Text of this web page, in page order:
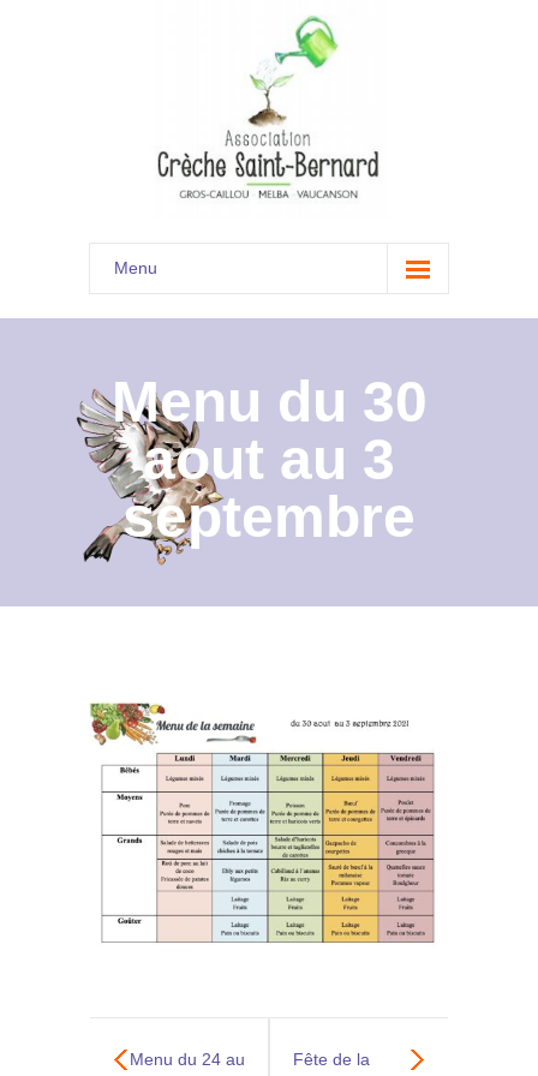
Menu
Accueil
Présentation
Documents
Les menus à venir
Contact
Menu du 30
aout au 3
septembre
Menu du 24 au Fête de la